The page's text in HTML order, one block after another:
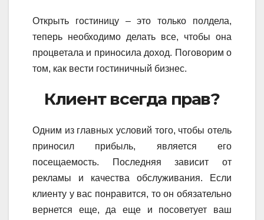
Открыть гостиницу – это только полдела,
теперь необходимо делать все, чтобы она
процветала и приносила доход. Поговорим о
том, как вести гостиничный бизнес.
Клиент всегда прав?
Одним из главных условий того, чтобы отель
приносил прибыль, является его
посещаемость. Последняя зависит от
рекламы и качества обслуживания. Если
клиенту у вас понравится, то он обязательно
вернется еще, да еще и посоветует ваш